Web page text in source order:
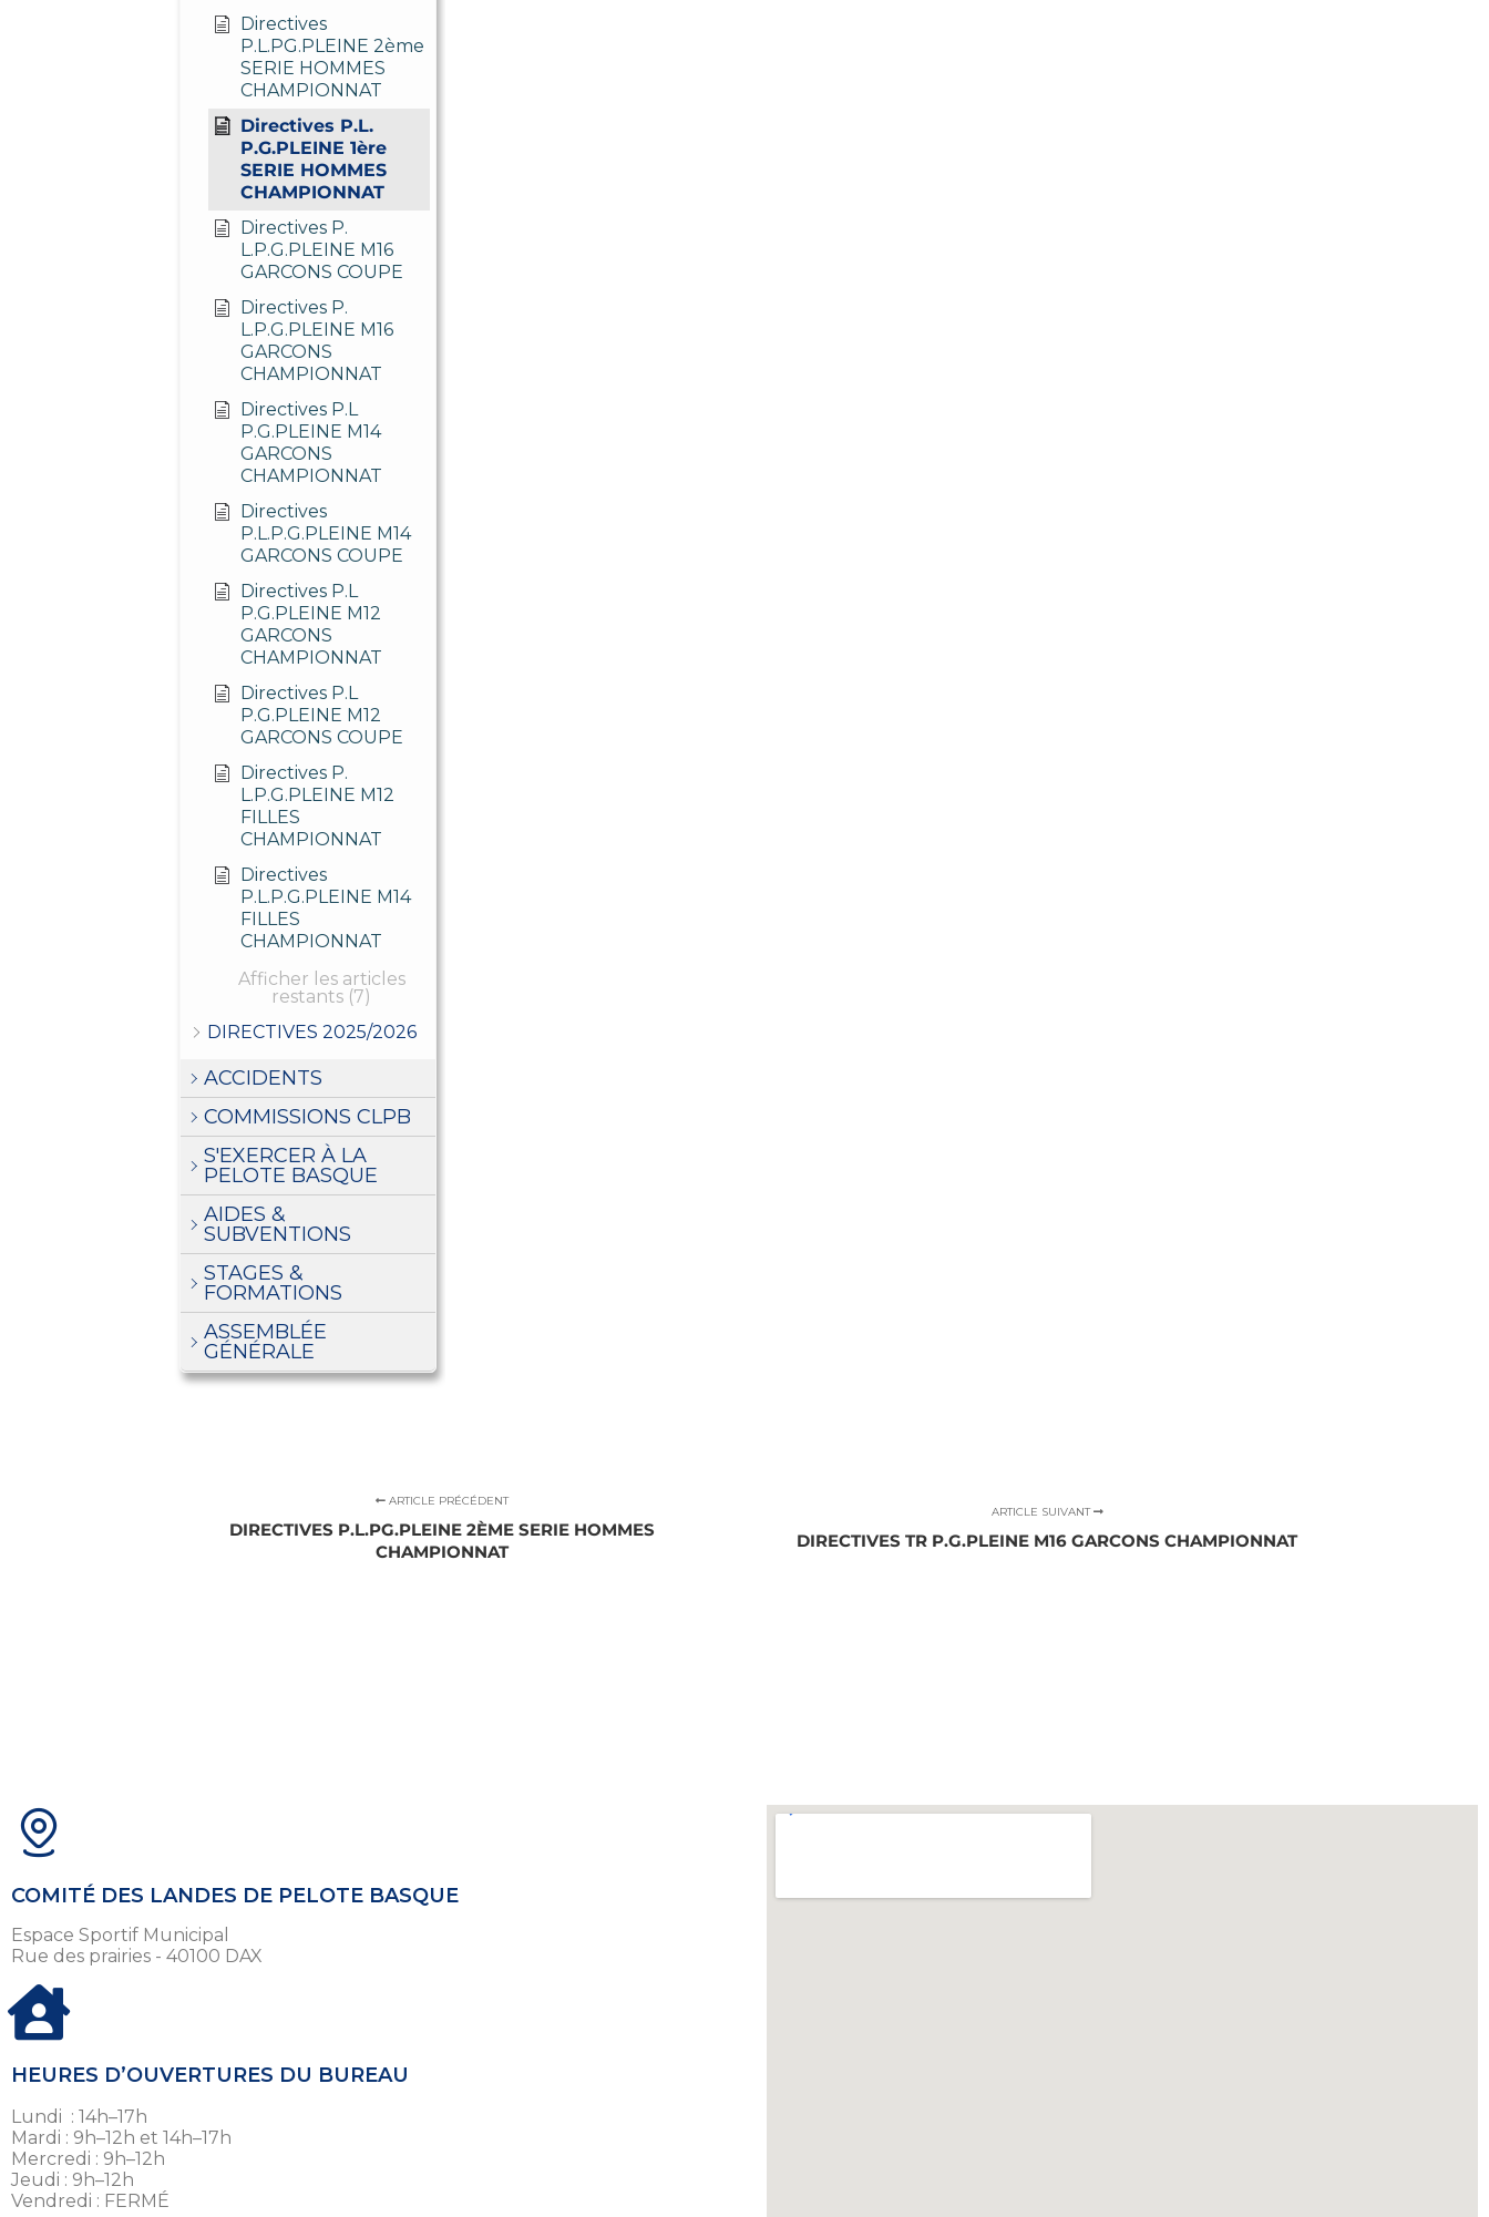
Directives
P.L.PG.PLEINE 2ème
SERIE HOMMES
CHAMPIONNAT
Directives P.L.
P.G.PLEINE 1ère
SERIE HOMMES
CHAMPIONNAT
Directives P.
L.P.G.PLEINE M16
GARCONS COUPE
Directives P.
L.P.G.PLEINE M16
GARCONS
CHAMPIONNAT
Directives P.L
P.G.PLEINE M14
GARCONS
CHAMPIONNAT
Directives
P.L.P.G.PLEINE M14
GARCONS COUPE
Directives P.L
P.G.PLEINE M12
GARCONS
CHAMPIONNAT
Directives P.L
P.G.PLEINE M12
GARCONS COUPE
Directives P.
L.P.G.PLEINE M12
FILLES
CHAMPIONNAT
Directives
P.L.P.G.PLEINE M14
FILLES
CHAMPIONNAT
Afficher les articles
restants (7)
DIRECTIVES 2025/2026
ACCIDENTS
COMMISSIONS CLPB
S'EXERCER À LA
PELOTE BASQUE
AIDES &
SUBVENTIONS
STAGES &
FORMATIONS
ASSEMBLÉE
GÉNÉRALE
ARTICLE PRÉCÉDENT
DIRECTIVES P.L.PG.PLEINE 2ÈME SERIE HOMMES
CHAMPIONNAT
ARTICLE SUIVANT
DIRECTIVES TR P.G.PLEINE M16 GARCONS CHAMPIONNAT
COMITÉ DES LANDES DE PELOTE BASQUE
Espace Sportif Municipal
Rue des prairies - 40100 DAX
HEURES D’OUVERTURES DU BUREAU
Lundi : 14h–17h
Mardi : 9h–12h et 14h–17h
Mercredi : 9h–12h
Jeudi : 9h–12h
Vendredi : FERMÉ